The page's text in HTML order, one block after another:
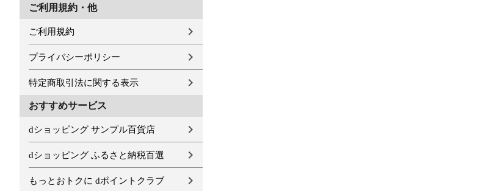
ご利用規約・他
ご利用規約
プライバシーポリシー
特定商取引法に関する表示
おすすめサービス
dショッピング サンプル百貨店
dショッピング ふるさと納税百選
もっとおトクに dポイントクラブ